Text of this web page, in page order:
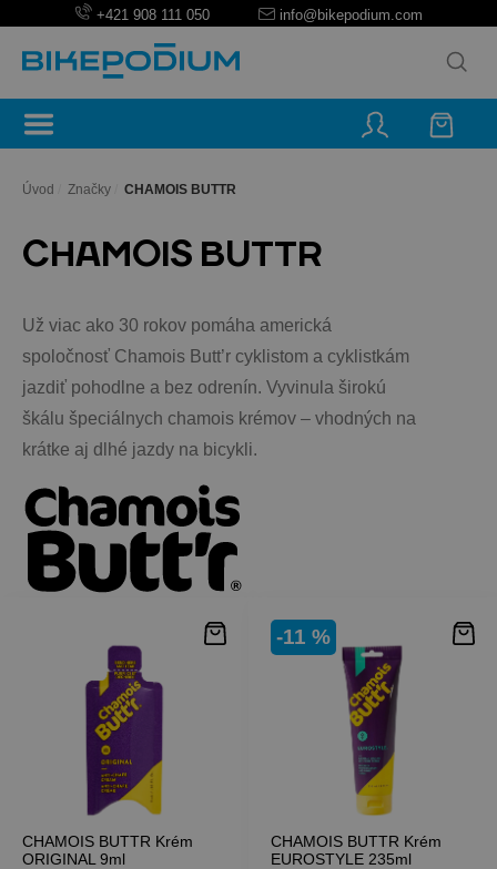
+421 908 111 050 info@bikepodium.com
Úvod Značky CHAMOIS BUTTR
CHAMOIS BUTTR
Už viac ako 30 rokov pomáha americká
spoločnosť Chamois Butt’r cyklistom a cyklistkám
jazdiť pohodlne a bez odrenín. Vyvinula širokú
škálu špeciálnych chamois krémov – vhodných na
krátke aj dlhé jazdy na bicykli.
CHAMOIS BUTTR Krém
ORIGINAL 9ml
CHAMOIS BUTTR Krém
EUROSTYLE 235ml
-11 %